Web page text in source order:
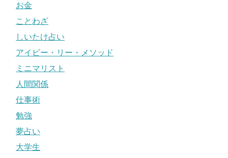
お金
ことわざ
しいたけ占い
アイビー・リー・メソッド
ミニマリスト
人間関係
仕事術
勉強
夢占い
大学生